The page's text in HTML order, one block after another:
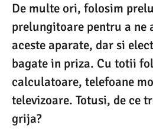
De multe ori, folosim
prelungitoare pentru a ne
aceste aparate, dar si
bagate in priza. Cu totii
calculatoare, telefoane
televizoare. Totusi, de ce
grija?